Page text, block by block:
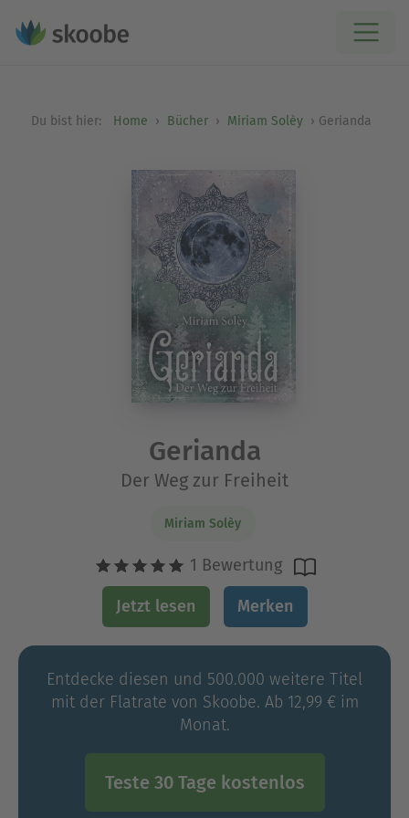
Du bist hier: Home Bücher Miriam Solèy Gerianda
Gerianda
Der Weg zur Freiheit
Miriam Solèy
1 Bewertung
Jetzt lesen Merken
Entdecke diesen und 500.000 weitere Titel
mit der Flatrate von Skoobe. Ab 12,99 € im
Monat.
Teste 30 Tage kostenlos